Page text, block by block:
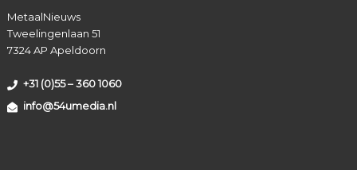
MetaalNieuws
Tweelingenlaan 51
7324 AP Apeldoorn
+31 (0)55 – 360 1060
info@54umedia.nl